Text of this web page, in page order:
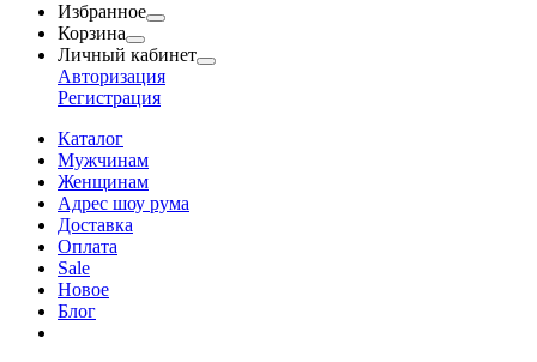
Избранное
Корзина
Личный кабинет
Авторизация
Регистрация
Каталог
Мужчинам
Женщинам
Адрес шоу рума
Доставка
Оплата
Sale
Новое
Блог